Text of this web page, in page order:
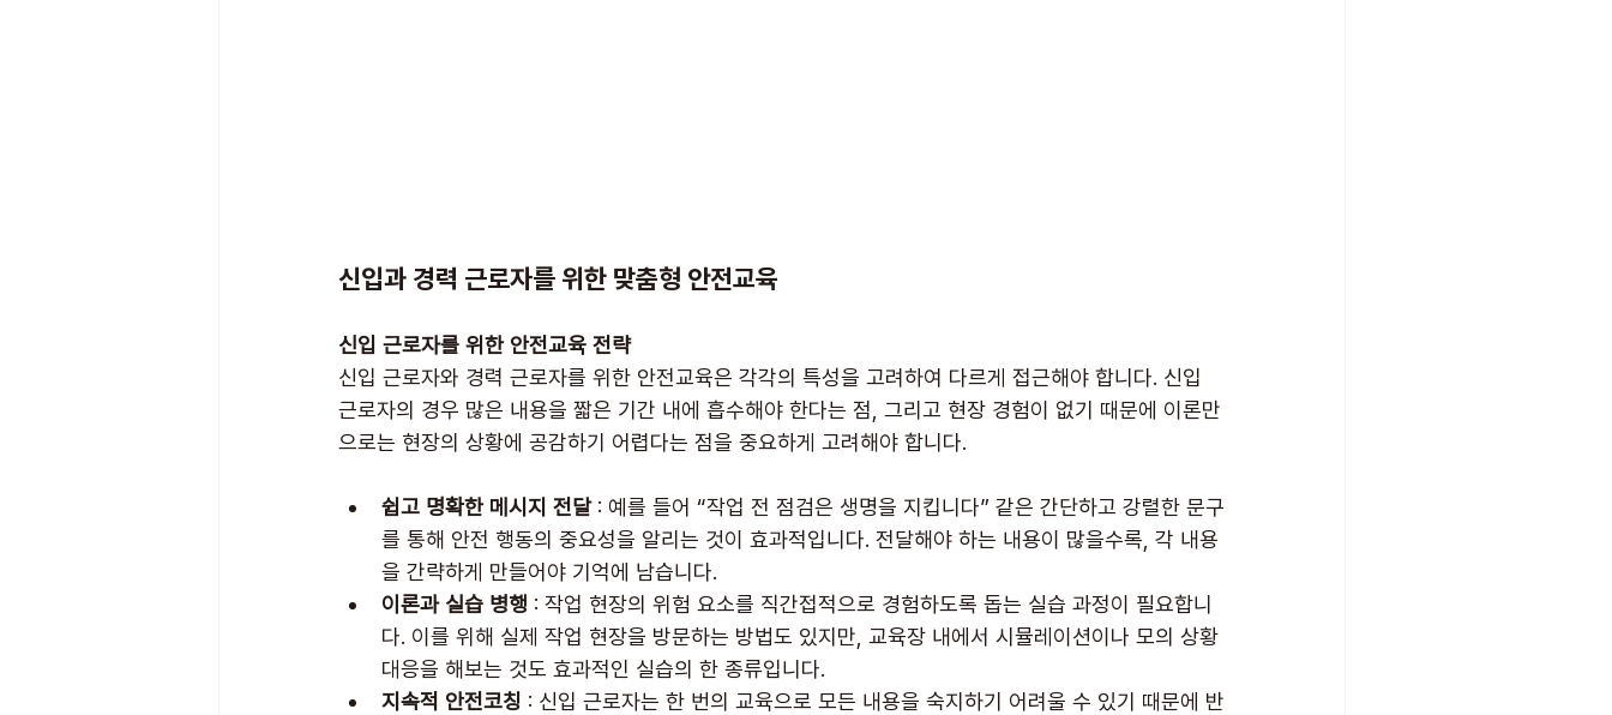
신입과 경력 근로자를 위한 맞춤형 안전교육
신입 근로자를 위한 안전교육 전략
신입 근로자와 경력 근로자를 위한 안전교육은 각각의 특성을 고려하여 다르게 접근해야 합니다. 신입
근로자의 경우 많은 내용을 짧은 기간 내에 흡수해야 한다는 점, 그리고 현장 경험이 없기 때문에 이론만
으로는 현장의 상황에 공감하기 어렵다는 점을 중요하게 고려해야 합니다.
쉽고 명확한 메시지 전달 : 예를 들어 “작업 전 점검은 생명을 지킵니다” 같은 간단하고 강렬한 문구
를 통해 안전 행동의 중요성을 알리는 것이 효과적입니다. 전달해야 하는 내용이 많을수록, 각 내용
을 간략하게 만들어야 기억에 남습니다.
이론과 실습 병행 : 작업 현장의 위험 요소를 직간접적으로 경험하도록 돕는 실습 과정이 필요합니
다. 이를 위해 실제 작업 현장을 방문하는 방법도 있지만, 교육장 내에서 시뮬레이션이나 모의 상황
대응을 해보는 것도 효과적인 실습의 한 종류입니다.
지속적 안전코칭 : 신입 근로자는 한 번의 교육으로 모든 내용을 숙지하기 어려울 수 있기 때문에 반